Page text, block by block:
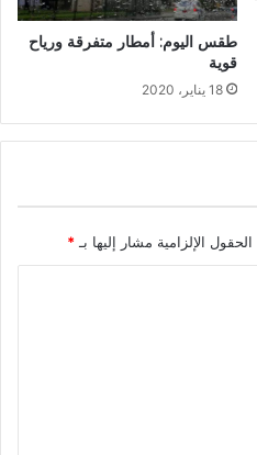
طقس اليوم: أمطار متفرقة ورياح
قوية
18 يناير، 2020
الحقول الإلزامية مشار إليها بـ *